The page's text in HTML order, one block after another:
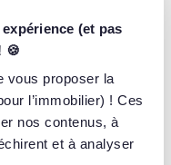
(et pas
🍪
vous proposer la
l’immobilier) ! Ces
nos contenus, à
et à analyser